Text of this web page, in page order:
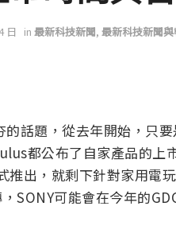
日 in 最新科技新聞, 最新科技新聞
話題，從去年開始，只
都公布了自家產品的上
出，就剩下針對家用電
SONY可能會在今年的